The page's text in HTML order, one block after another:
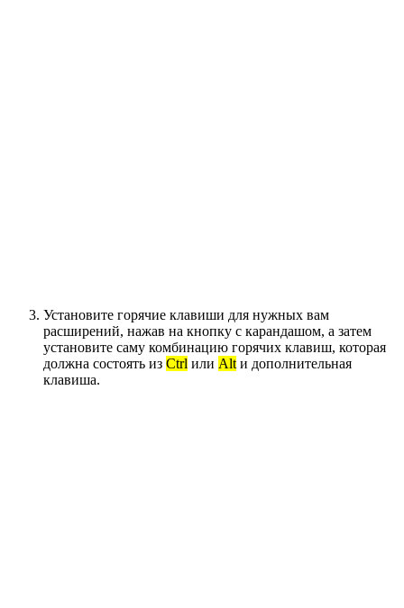
Установите горячие клавиши для нужных вам
расширений, нажав на кнопку с карандашом, а затем
установите саму комбинацию горячих клавиш, которая
должна состоять из Ctrl или Alt и дополнительная
клавиша.